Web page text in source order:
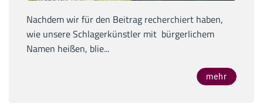
Nachdem wir für den Beitrag recherchiert haben,
wie unsere Schlagerkünstler mit bürgerlichem
Namen heißen, blie...
mehr